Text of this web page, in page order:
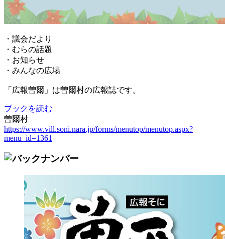
・議会だより
・むらの話題
・お知らせ
・みんなの広場
「広報曽爾」は曽爾村の広報誌です。
ブックを読む
曽爾村
https://www.vill.soni.nara.jp/forms/menutop/menutop.aspx?
menu_id=1361